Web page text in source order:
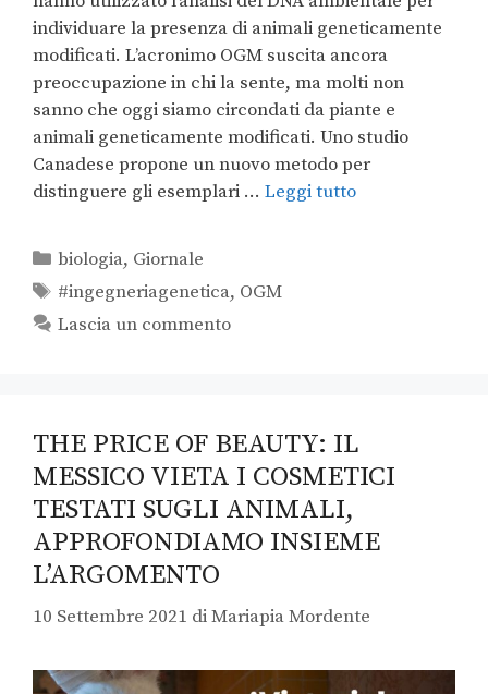
individuare la presenza di animali geneticamente
modificati. L’acronimo OGM suscita ancora
preoccupazione in chi la sente, ma molti non
sanno che oggi siamo circondati da piante e
animali geneticamente modificati. Uno studio
Canadese propone un nuovo metodo per
distinguere gli esemplari … Leggi tutto
biologia, Giornale
#ingegneriagenetica, OGM
Lascia un commento
THE PRICE OF BEAUTY: IL
MESSICO VIETA I COSMETICI
TESTATI SUGLI ANIMALI,
APPROFONDIAMO INSIEME
L’ARGOMENTO
10 Settembre 2021 diMariapia Mordente